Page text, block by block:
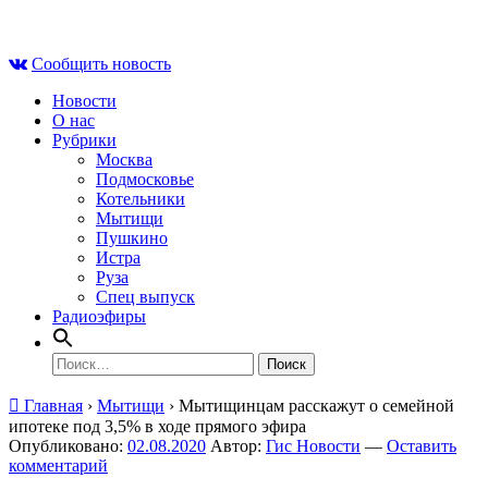
contentСообщить новость
Новости
О нас
Рубрики
Москва
Подмосковье
Котельники
Мытищи
Пушкино
Истра
Руза
Спец выпуск
Радиоэфиры
Найти:
Главная › Мытищи › Мытищинцам расскажут о семейной
ипотеке под 3,5% в ходе прямого эфира
Опубликовано: 02.08.2020 Автор: Гис Новости — Оставить
комментарий